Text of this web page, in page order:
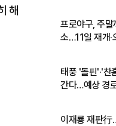
해
프로야구, 주말
소…11일 재개·
태풍 '돌핀'·'찬
간다…예상 경
이재룡 재판行